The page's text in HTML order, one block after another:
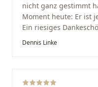
nicht ganz gestimmt
Moment heute: Er ist
Ein riesiges
Vom ersten Termin
Arbeit und seine
Dennis Linke